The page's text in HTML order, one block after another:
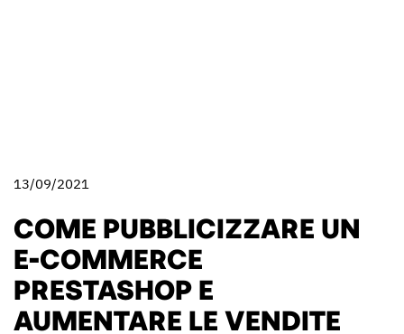
13/09/2021
COME PUBBLICIZZARE UN
E-COMMERCE
PRESTASHOP E
AUMENTARE LE VENDITE